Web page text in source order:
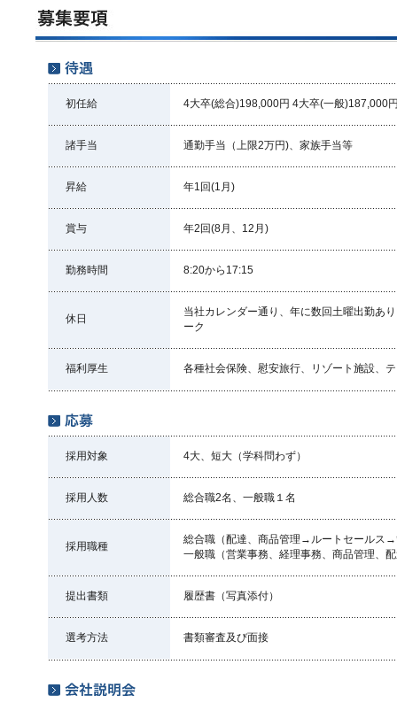
初任給 4大卒(総合)198,000円 4大卒(一般
諸手当 通勤手当（上限2万円)、家族手当等
昇給 年1回(1月)
賞与 年2回(8月、12月)
勤務時間 8:20から17:15
休日
当社カレンダー通り、年に数回土曜出勤あ
ーク
福利厚生 各種社会保険、慰安旅行、リゾート施設、
採用対象 4大、短大（学科問わず）
採用人数 総合職2名、一般職１名
採用職種
総合職（配達、商品管理→ルートセールス→
一般職（営業事務、経理事務、商品管理、
提出書類 履歴書（写真添付）
選考方法 書類審査及び面接